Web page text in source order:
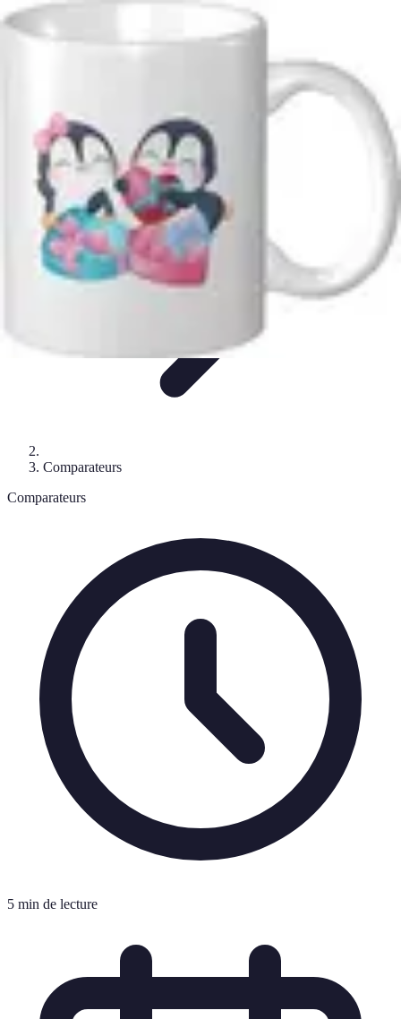
Comparateur MutuellePro
Guide d'utilisation
comparateur mutuelle pro
impact des mutuelles pro
Comparateurs
Comparateurs
5 min de lecture